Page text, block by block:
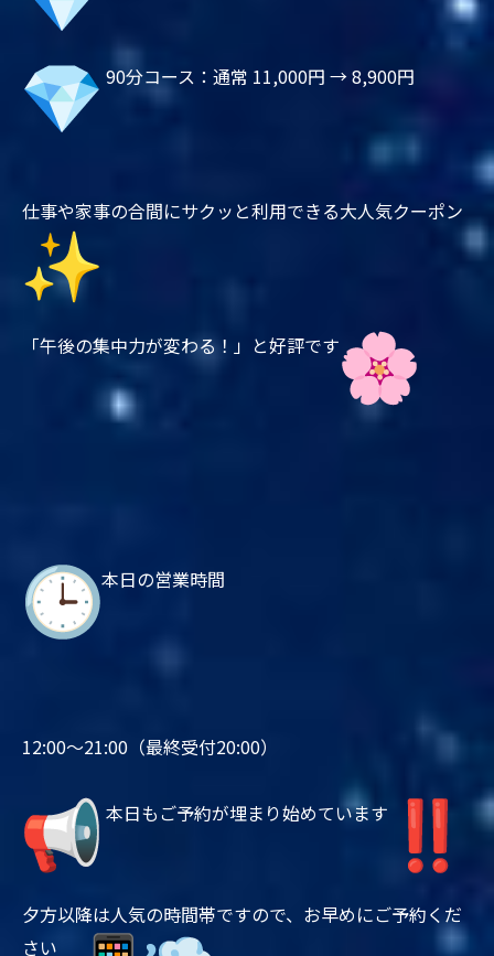
90分コース：通常 11,000円 → 8,900円
仕事や家事の合間にサクッと利用できる大人気クーポン
「午後の集中力が変わる！」と好評です
本日の営業時間
12:00〜21:00（最終受付20:00）
本日もご予約が埋まり始めています
夕方以降は人気の時間帯ですので、お早めにご予約くだ
さい